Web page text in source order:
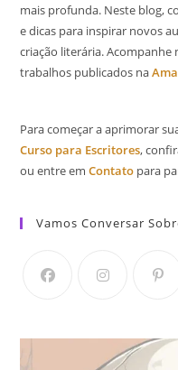
mais profunda. Neste blog,
e dicas para inspirar novos
criação literária.
trabalhos publicados na
Para começar a aprimorar
Curso para Escritores,
ou entre emContato para
Vamos Conversar
uma